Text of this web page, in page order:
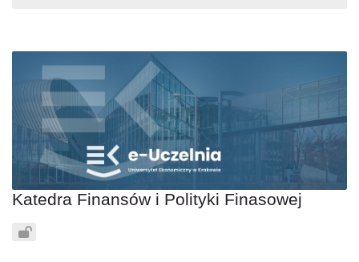
Katedra Finansów i Polityki Finasowej